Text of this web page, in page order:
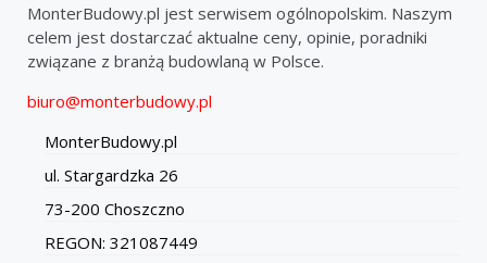
MonterBudowy.pl jest serwisem ogólnopolskim. Naszym
celem jest dostarczać aktualne ceny, opinie, poradniki
związane z branżą budowlaną w Polsce.
biuro@monterbudowy.pl
MonterBudowy.pl
ul. Stargardzka 26
73-200 Choszczno
REGON: 321087449